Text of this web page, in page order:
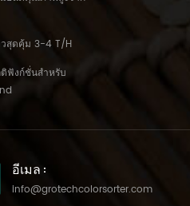
วสุดคุ้ม 3-4 T/H
ฟังก์ชั่นสำหรับ
อีเมล :
info@grotechcolorsorter.com